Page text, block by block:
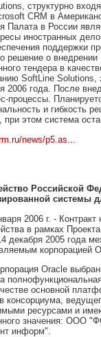
структурно
CRM в
Палата в России
иностранных
поддержки
решение о
тендера в
SoftLine Solutions,
2006 года. После
процессы.
и гибкость
при этом система
news/p5.as...
Российской
системы
2006 г. -
в рамках
декабря 2005 года
корпорацией
Oracle
основной
консорциума,
ресурсами и
значения:
информ".